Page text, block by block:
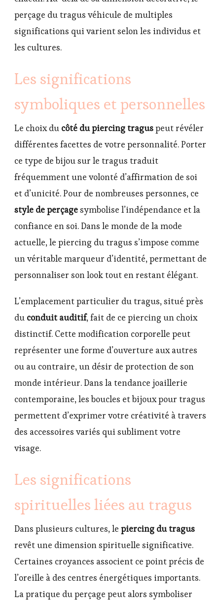
perçage du tragus véhicule de multiples
significations qui varient selon les individus et
les cultures.
Les significations
symboliques et personnelles
Le choix du côté du piercing traguspeut révéler
différentes facettes de votre personnalité. Porter
ce type de bijou sur le tragus traduit
fréquemment une volonté d’affirmation de soi
et d’unicité. Pour de nombreuses personnes, ce
style de perçagesymbolise l’indépendance et la
confiance en soi. Dans le monde de la mode
actuelle, le piercing du tragus s’impose comme
un véritable marqueur d’identité, permettant de
personnaliser son look tout en restant élégant.
L’emplacement particulier du tragus, situé près
du conduit auditif, fait de ce piercing un choix
distinctif. Cette modification corporelle peut
représenter une forme d’ouverture aux autres
ou au contraire, un désir de protection de son
monde intérieur. Dans la tendance joaillerie
contemporaine, les boucles et bijoux pour tragus
permettent d’exprimer votre créativité à travers
des accessoires variés qui subliment votre
visage.
Les significations
spirituelles liées au tragus
Dans plusieurs cultures, le piercing du tragus
revêt une dimension spirituelle significative.
Certaines croyances associent ce point précis de
l’oreille à des centres énergétiques importants.
La pratique du perçage peut alors symboliser